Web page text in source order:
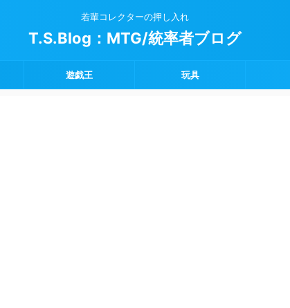
若輩コレクターの押し入れ
T.S.Blog：MTG/統率者ブログ
遊戯王 玩具